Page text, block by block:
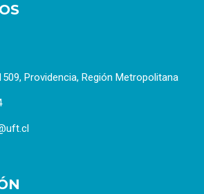
Providencia, Región Metropolitana